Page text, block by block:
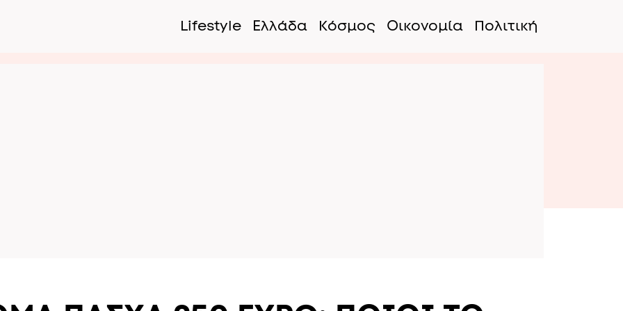
Lifestyle
Ελλάδα Κόσμος Οικονομία Πολιτική